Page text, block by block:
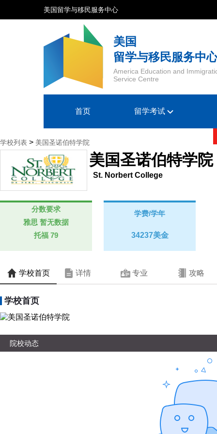
美国留学与移民服务中心
美国
留学与移民服务中
America Education and
Service Centre
首页 留学考试
学校列表 > 美国圣诺伯特学院
美国圣诺伯特学院
St. Norbert College
分数要求
雅思 暂无数据
托福 79
学费/学年
34237美金
学校首页 详情 专业 攻略
学校首页
院校动态